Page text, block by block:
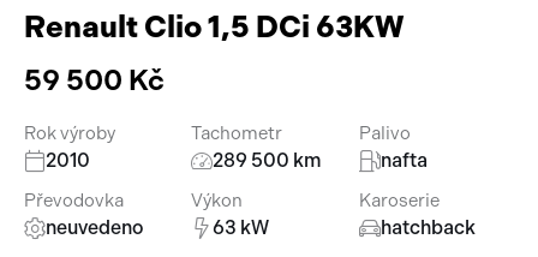
Příslušenství
Renault Clio 1,5 DCi 63KW
59 500 Kč
Rok výroby
2010
Tachometr
289 500 km
Palivo
nafta
Převodovka
neuvedeno
Výkon
63 kW
Karoserie
hatchback